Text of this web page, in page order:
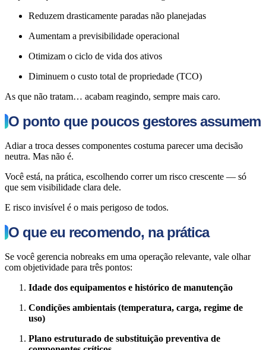
Reduzem drasticamente paradas não planejadas
Aumentam a previsibilidade operacional
Otimizam o ciclo de vida dos ativos
Diminuem o custo total de propriedade (TCO)
As que não tratam… acabam reagindo, sempre mais caro.
O ponto que poucos gestores assumem
Adiar a troca desses componentes costuma parecer uma decisão
neutra. Mas não é.
Você está, na prática, escolhendo correr um risco crescente — só
que sem visibilidade clara dele.
E risco invisível é o mais perigoso de todos.
O que eu recomendo, na prática
Se você gerencia nobreaks em uma operação relevante, vale olhar
com objetividade para três pontos:
Idade dos equipamentos e histórico de manutenção
Condições ambientais (temperatura, carga, regime de
uso)
Plano estruturado de substituição preventiva de